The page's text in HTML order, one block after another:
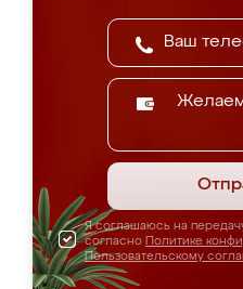
Я соглашаюсь на
согласно Политике
Пользовательскому